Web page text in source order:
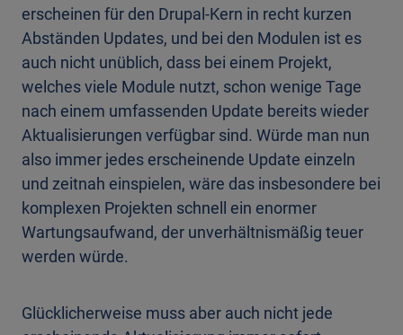
erscheinen für den Drupal-Kern in recht kurzen
Abständen Updates, und bei den Modulen ist es
auch nicht unüblich, dass bei einem Projekt,
welches viele Module nutzt, schon wenige Tage
nach einem umfassenden Update bereits wieder
Aktualisierungen verfügbar sind. Würde man nun
also immer jedes erscheinende Update einzeln
und zeitnah einspielen, wäre das insbesondere bei
komplexen Projekten schnell ein enormer
Wartungsaufwand, der unverhältnismäßig teuer
werden würde.
Glücklicherweise muss aber auch nicht jede